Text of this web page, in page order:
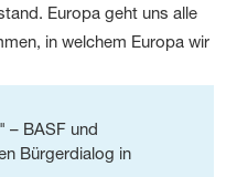
Europa geht uns alle
in welchem Europa wir
– BASF und
Bürgerdialog in